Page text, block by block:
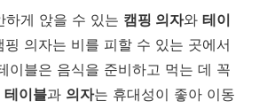
하게 앉을 수 있는 캠핑 의자와 테이
핑 의자는 비를 피할 수 있는 곳에서
이블은 음식을 준비하고 먹는 데 꼭
테이블과 의자는 휴대성이 좋아 이동